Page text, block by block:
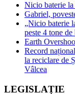
Nicio baterie
Gabriel,
„Nicio baterie
peste 4 tone
Earth
Record
la reciclare de
Vâlcea
LEGISLAȚIE